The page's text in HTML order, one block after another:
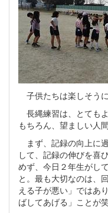
子供たちは楽しそう
長縄練習は、とても
もちろん、望ましい人
まず、記録の向上に
して、記録の伸びを喜
めず、今日２年生がし
と。最も大切なのは、
える子が悪い」ではあ
ばしてあげる」ことが